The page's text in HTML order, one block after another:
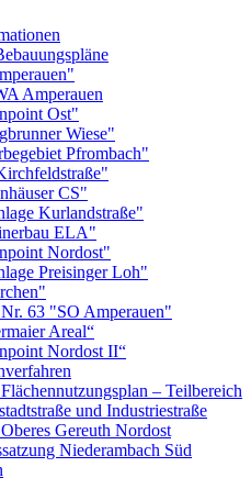
Amperauen
Ost"
Wiese"
Pfrombach"
CS"
Kurlandstraße"
ELA"
Nordost"
Preisinger Loh"
63 "SO Amperauen"
Areal“
Nordost II“
– Teilbereich
und Industriestraße
Gereuth Nordost
Niederambach Süd